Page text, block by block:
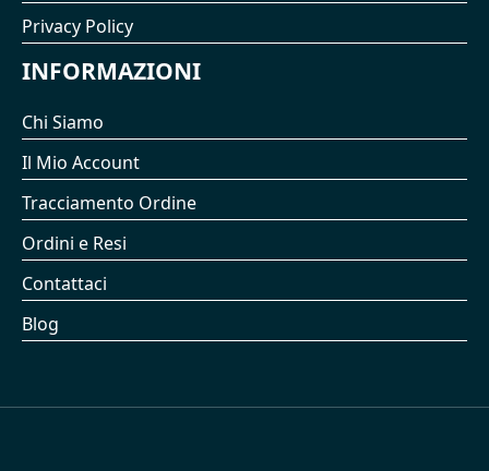
Privacy Policy
INFORMAZIONI
Chi Siamo
Il Mio Account
Tracciamento Ordine
Ordini e Resi
Contattaci
Blog